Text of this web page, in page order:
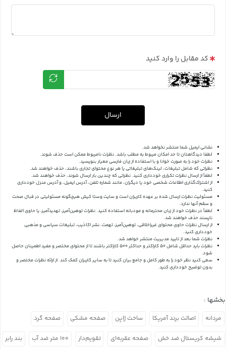
کد مقابل را وارد کنید
ارسال
نشانی ایمیل شما منتشر نخواهد شد.
لطفا دیدگاهتان تا حد امکان مربوط به مطلب باشد. نظرات نامربوط ممکن است حذف شوند.
نظرات خود را به صورت خوانا و با استفاده از زبان فارسی معیار بنویسید.
نظراتی که شامل تبلیغات، لینک‌های تبلیغاتی یا هر نوع محتوای تجاری باشند، حذف خواهند شد.
لطفاً از ارسال نظرات تکراری خودداری کنید. نظراتی که چندین بار ارسال شوند، حذف خواهند شد.
از اشتراک‌گذاری اطلاعات شخصی خود یا دیگران، مانند شماره تلفن، آدرس ایمیل، و آدرس منزل خودداری
کنید.
مسئولیت نظرات ارسال شده بر عهده کاربران است و سایت وستا کیش هیچگونه مسئولیتی در قبال صحت
و سقم آنها ندارد.
لطفاً در نظرات خود از زبان محترمانه و مودبانه استفاده کنید. نظرات توهین‌آمیز، تهدیدآمیز، یا حاوی الفاظ
ناپسند حذف خواهند شد.
از ارسال نظرات حاوی محتوای غیراخلاقی، توهین‌آمیز، تهمت، نشر اکاذیب، تبلیغات سیاسی و مذهبی
خودداری کنید.
نظرات شما بعد از تایید مدیریت منتشر خواهد شد.
نظرات باید حداقل شامل 50 کاراکتر و حداکثر 500 کاراکتر باشند تا از محتوای مختصر و مفید اطمینان حاصل
شود.
سعی کنید نظر خود را به طور کامل و جامع بیان کنید تا به سایر کاربران کمک کند.از ارائه نظرات مختصر و
بدون توضیح خودداری کنید.
بخشها :
مردانه اصالت برند آمریکا ساخت ژاپن صفحه مشکی صفحه گرد
شیشه کریستال ضد خش صفحه عقربه‌ای تقویم‌دار ۱۰۰ متر ضد آب بند رابر